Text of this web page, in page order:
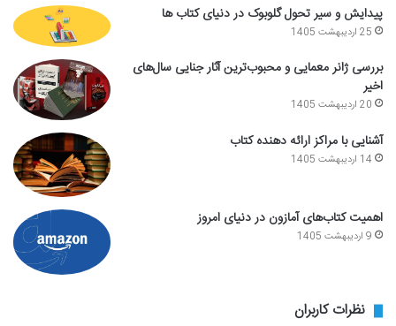
پیدایش و سیر تحول گلوبوک در دنیای کتاب ها
25 اردیبهشت 1405
بررسی ژانر معمایی و محبوب‌ترین آثار جنایی سال‌های
اخیر
20 اردیبهشت 1405
آشنایی با مراکز ارائه دهنده کتاب
14 اردیبهشت 1405
اهمیت کتاب‌های آمازون در دنیای امروز
9 اردیبهشت 1405
نظرات کاربران